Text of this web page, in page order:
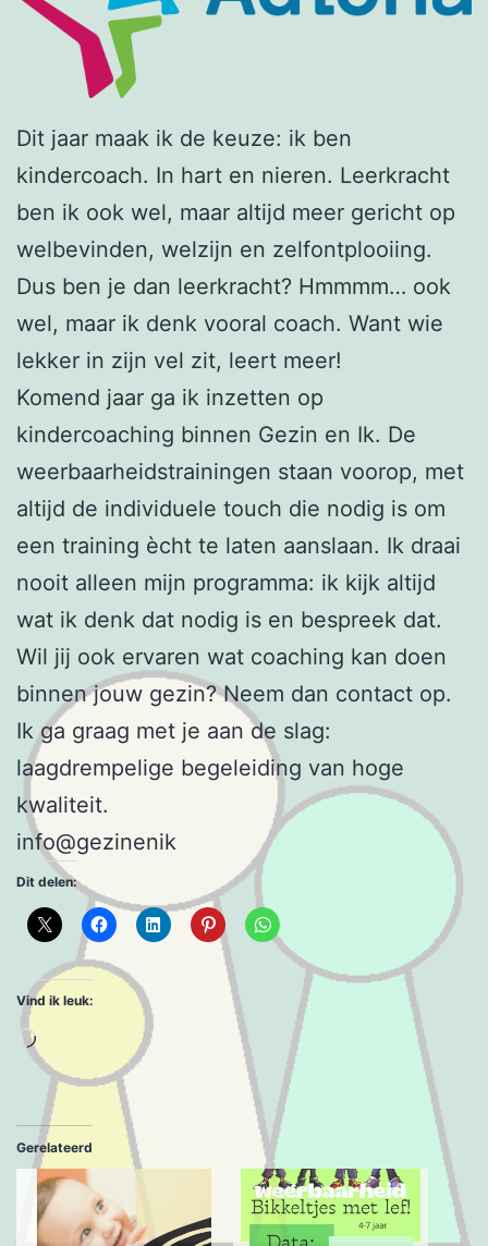
Dit jaar maak ik de keuze: ik ben
kindercoach. In hart en nieren. Leerkracht
ben ik ook wel, maar altijd meer gericht op
welbevinden, welzijn en zelfontplooiing.
Dus ben je dan leerkracht? Hmmmm… ook
wel, maar ik denk vooral coach. Want wie
lekker in zijn vel zit, leert meer!
Komend jaar ga ik inzetten op
kindercoaching binnen Gezin en Ik. De
weerbaarheidstrainingen staan voorop, met
altijd de individuele touch die nodig is om
een training ècht te laten aanslaan. Ik draai
nooit alleen mijn programma: ik kijk altijd
wat ik denk dat nodig is en bespreek dat.
Wil jij ook ervaren wat coaching kan doen
binnen jouw gezin? Neem dan contact op.
Ik ga graag met je aan de slag:
laagdrempelige begeleiding van hoge
kwaliteit.
info@gezinenik
Dit delen:
Vind ik leuk:
Aan
het
laden...
Gerelateerd